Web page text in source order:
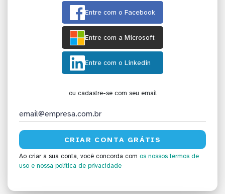
Entre com o Facebook
Entre com a Microsoft
Entre com o Linkedin
ou cadastre-se com seu email
Ao criar a sua conta, você concorda com os nossos termos de
uso e nossa política de privacidade